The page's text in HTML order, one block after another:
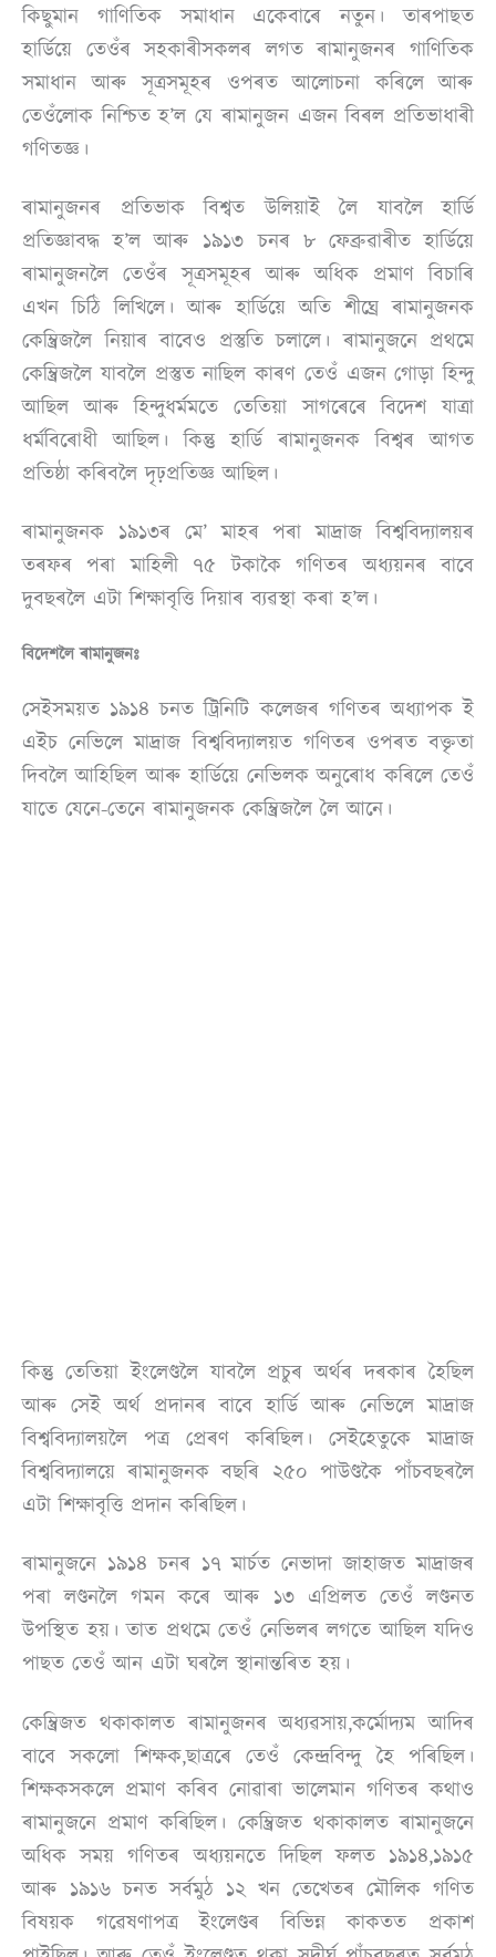
কিছুমান গাণিতিক সমাধান একেবাৰে নতুন। তাৰপাছত
হাৰ্ডিয়ে তেওঁৰ সহকাৰীসকলৰ লগত ৰামানুজনৰ গাণিতিক
সমাধান আৰু সূত্ৰসমূহৰ ওপৰত আলোচনা কৰিলে আৰু
তেওঁলোক নিশ্চিত হ’ল যে ৰামানুজন এজন বিৰল প্ৰতিভাধাৰী
গণিতজ্ঞ।
ৰামানুজনৰ প্ৰতিভাক বিশ্বত উলিয়াই লৈ যাবলৈ হাৰ্ডি
প্ৰতিজ্ঞাবদ্ধ হ’ল আৰু ১৯১৩ চনৰ ৮ ফেব্ৰুৱাৰীত হাৰ্ডিয়ে
ৰামানুজনলৈ তেওঁৰ সূত্ৰসমূহৰ আৰু অধিক প্ৰমাণ বিচাৰি
এখন চিঠি লিখিলে। আৰু হাৰ্ডিয়ে অতি শীঘ্ৰে ৰামানুজনক
কেম্ব্ৰিজলৈ নিয়াৰ বাবেও প্ৰস্তুতি চলালে। ৰামানুজনে প্ৰথমে
কেম্ব্ৰিজলৈ যাবলৈ প্ৰস্তুত নাছিল কাৰণ তেওঁ এজন গোড়া হিন্দু
আছিল আৰু হিন্দুধৰ্মমতে তেতিয়া সাগৰেৰে বিদেশ যাত্ৰা
ধৰ্মবিৰোধী আছিল। কিন্তু হাৰ্ডি ৰামানুজনক বিশ্বৰ আগত
প্ৰতিষ্ঠা কৰিবলৈ দৃঢ়প্ৰতিজ্ঞ আছিল।
ৰামানুজনক ১৯১৩ৰ মে’ মাহৰ পৰা মাদ্ৰাজ বিশ্ববিদ্যালয়ৰ
তৰফৰ পৰা মাহিলী ৭৫ টকাকৈ গণিতৰ অধ্যয়নৰ বাবে
দুবছৰলৈ এটা শিক্ষাবৃত্তি দিয়াৰ ব্যৱস্থা কৰা হ’ল।
বিদেশলৈ ৰামানুজনঃ
সেইসময়ত ১৯১৪ চনত ট্ৰিনিটি কলেজৰ গণিতৰ অধ্যাপক ই
এইচ নেভিলে মাদ্ৰাজ বিশ্ববিদ্যালয়ত গণিতৰ ওপৰত বক্তৃতা
দিবলৈ আহিছিল আৰু হাৰ্ডিয়ে নেভিলক অনুৰোধ কৰিলে তেওঁ
যাতে যেনে-তেনে ৰামানুজনক কেম্ব্ৰিজলৈ লৈ আনে।
কিন্তু তেতিয়া ইংলেণ্ডলৈ যাবলৈ প্ৰচুৰ অৰ্থৰ দৰকাৰ হৈছিল
আৰু সেই অৰ্থ প্ৰদানৰ বাবে হাৰ্ডি আৰু নেভিলে মাদ্ৰাজ
বিশ্ববিদ্যালয়লৈ পত্ৰ প্ৰেৰণ কৰিছিল। সেইহেতুকে মাদ্ৰাজ
বিশ্ববিদ্যালয়ে ৰামানুজনক বছৰি ২৫০ পাউণ্ডকৈ পাঁচবছৰলৈ
এটা শিক্ষাবৃত্তি প্ৰদান কৰিছিল।
ৰামানুজনে ১৯১৪ চনৰ ১৭ মাৰ্চত নেভাদা জাহাজত মাদ্ৰাজৰ
পৰা লণ্ডনলৈ গমন কৰে আৰু ১৩ এপ্ৰিলত তেওঁ লণ্ডনত
উপস্থিত হয়। তাত প্ৰথমে তেওঁ নেভিলৰ লগতে আছিল যদিও
পাছত তেওঁ আন এটা ঘৰলৈ স্থানান্তৰিত হয়।
কেম্ব্ৰিজত থকাকালত ৰামানুজনৰ অধ্যৱসায়,কৰ্মোদ্যম আদিৰ
বাবে সকলো শিক্ষক,ছাত্ৰৰে তেওঁ কেন্দ্ৰবিন্দু হৈ পৰিছিল।
শিক্ষকসকলে প্ৰমাণ কৰিব নোৱাৰা ভালেমান গণিতৰ কথাও
ৰামানুজনে প্ৰমাণ কৰিছিল। কেম্ব্ৰিজত থকাকালত ৰামানুজনে
অধিক সময় গণিতৰ অধ্যয়নতে দিছিল ফলত ১৯১৪,১৯১৫
আৰু ১৯১৬ চনত সৰ্বমুঠ ১২ খন তেখেতৰ মৌলিক গণিত
বিষয়ক গৱেষণাপত্ৰ ইংলেণ্ডৰ বিভিন্ন কাকতত প্ৰকাশ